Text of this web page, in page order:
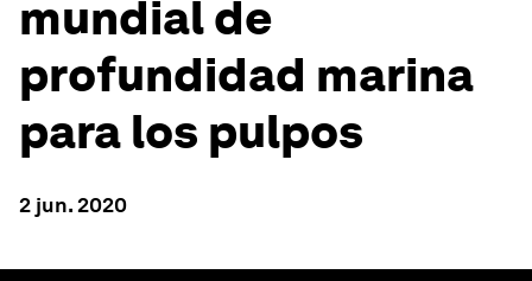
mundial de
profundidad marina
para los pulpos
2 jun. 2020